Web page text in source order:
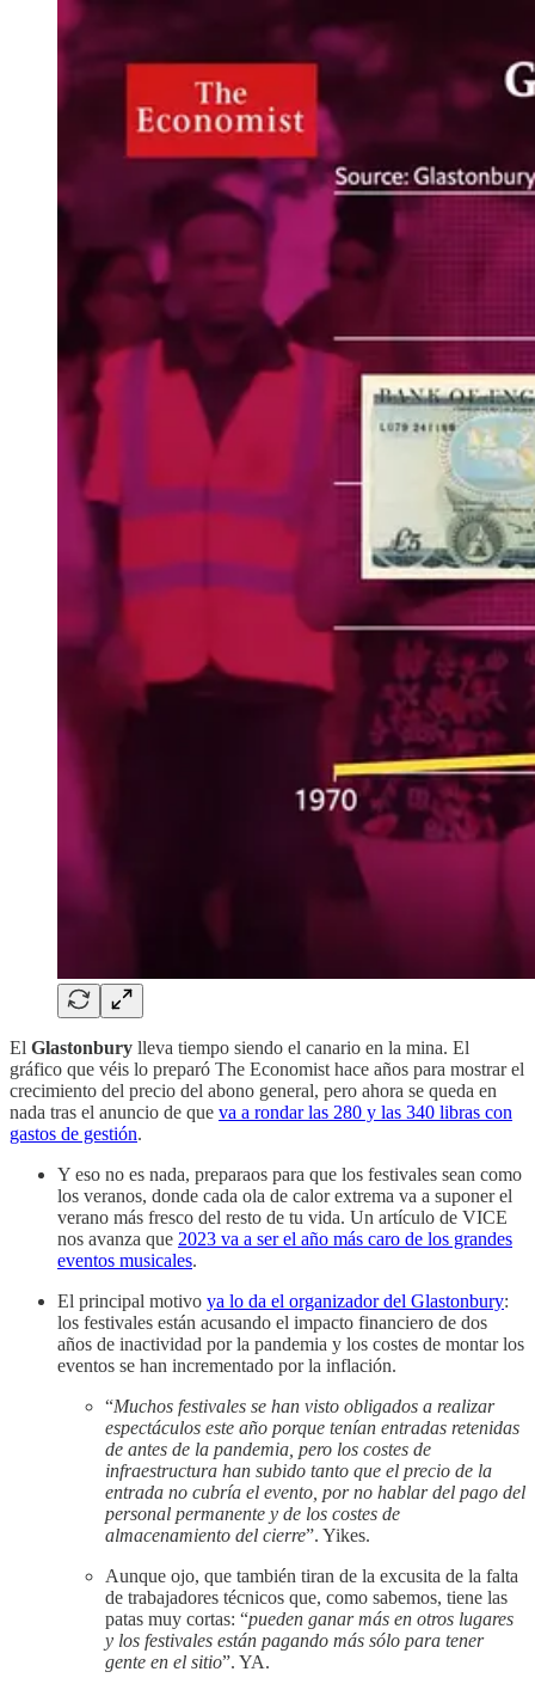
El Glastonbury lleva tiempo siendo el canario en la mina. El
gráfico que véis lo preparó The Economist hace años para mostrar el
crecimiento del precio del abono general, pero ahora se queda en
nada tras el anuncio de que va a rondar las 280 y las 340 libras con
gastos de gestión.
Y eso no es nada, preparaos para que los festivales sean como
los veranos, donde cada ola de calor extrema va a suponer el
verano más fresco del resto de tu vida. Un artículo de VICE
nos avanza que 2023 va a ser el año más caro de los grandes
eventos musicales.
El principal motivo ya lo da el organizador del Glastonbury:
los festivales están acusando el impacto financiero de dos
años de inactividad por la pandemia y los costes de montar los
eventos se han incrementado por la inflación.
“Muchos festivales se han visto obligados a realizar
espectáculos este año porque tenían entradas retenidas
de antes de la pandemia, pero los costes de
infraestructura han subido tanto que el precio de la
entrada no cubría el evento, por no hablar del pago del
personal permanente y de los costes de
almacenamiento del cierre”. Yikes.
Aunque ojo, que también tiran de la excusita de la falta
de trabajadores técnicos que, como sabemos, tiene las
patas muy cortas: “pueden ganar más en otros lugares
y los festivales están pagando más sólo para tener
gente en el sitio”. YA.